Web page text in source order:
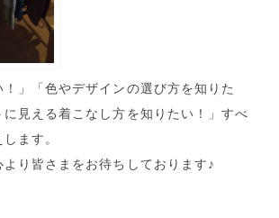
！」「色やデザインの選び方を知りた
に見える着こなし方を知りたい！」すべ
ます。
り皆さまをお待ちしております♪